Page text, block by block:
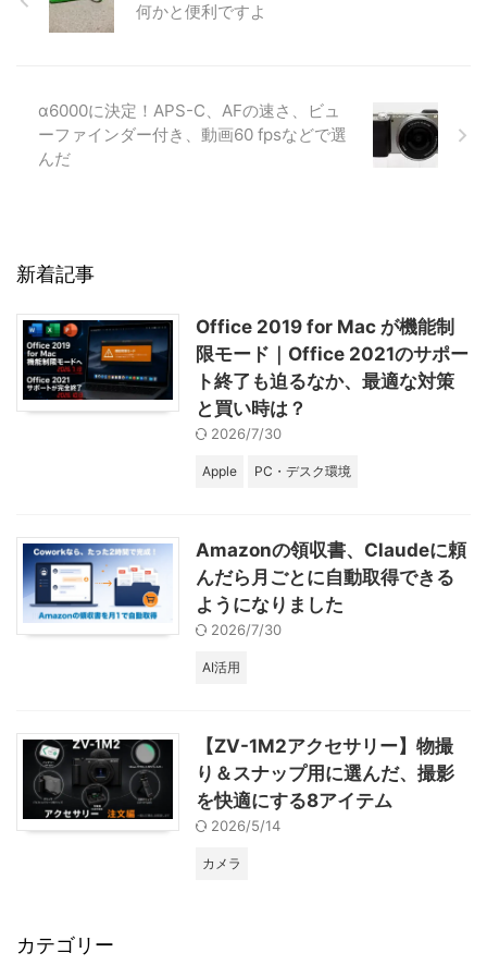
何かと便利ですよ
α6000に決定！APS-C、AFの速さ、ビュ
ーファインダー付き、動画60 fpsなどで選
んだ
新着記事
Office 2019 for Mac が機能制
限モード｜Office 2021のサポー
ト終了も迫るなか、最適な対策
と買い時は？
2026/7/30
Apple PC・デスク環境
Amazonの領収書、Claudeに頼
んだら月ごとに自動取得できる
ようになりました
2026/7/30
AI活用
【ZV-1M2アクセサリー】物撮
り＆スナップ用に選んだ、撮影
を快適にする8アイテム
2026/5/14
カメラ
カテゴリー